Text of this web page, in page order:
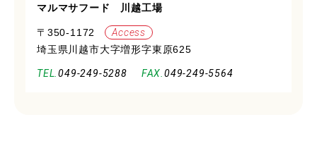
マルマサフード 川越工場
〒350-1172
Access
埼玉県川越市大字増形字東原625
049-249-5288 049-249-5564